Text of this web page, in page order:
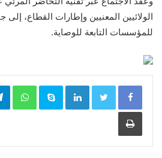
الولائيين المعنيين وإطارات القطاع، إلى
للمؤسسات التابعة للوصاية.
LinkedIn
Skype
طباعة